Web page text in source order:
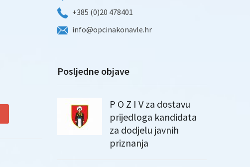
+385 (0)20 478401
info@opcinakonavle.hr
Posljedne objave
P O Z I V za dostavu
prijedloga kandidata
za dodjelu javnih
priznanja